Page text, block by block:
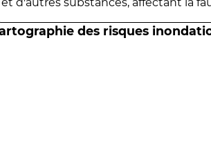
des risques